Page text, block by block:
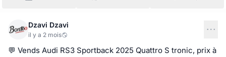
Dzavi Dzavi
il y a 2 mois
💬 Vends Audi RS3 Sportback 2025 Quattro S tronic, prix à